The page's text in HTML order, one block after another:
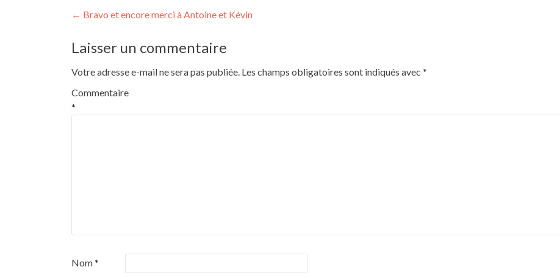
Navigation
de
l’article
← Bravo et encore merci à Antoine et Kévin
Laisser un commentaire
Votre adresse e-mail ne sera pas publiée. Les champs obligatoires sont indiqués avec *
Commentaire
*
Nom*